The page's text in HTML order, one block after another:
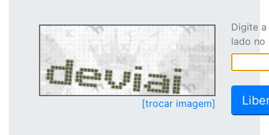
[trocar imagem]
Digite
lado no